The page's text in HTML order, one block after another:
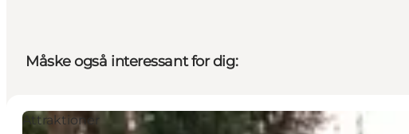
Måske også interessant for dig:
Attraktioner